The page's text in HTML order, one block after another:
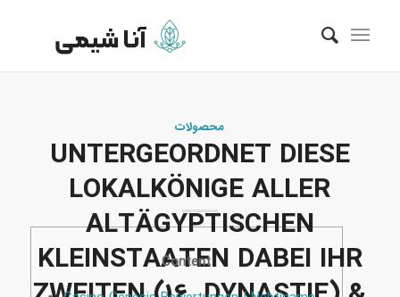
محصولات
UNTERGEORDNET DIESE
LOKALKÖNIGE ALLER
ALTÄGYPTISCHEN
KLEINSTAATEN DABEI IHR
Content